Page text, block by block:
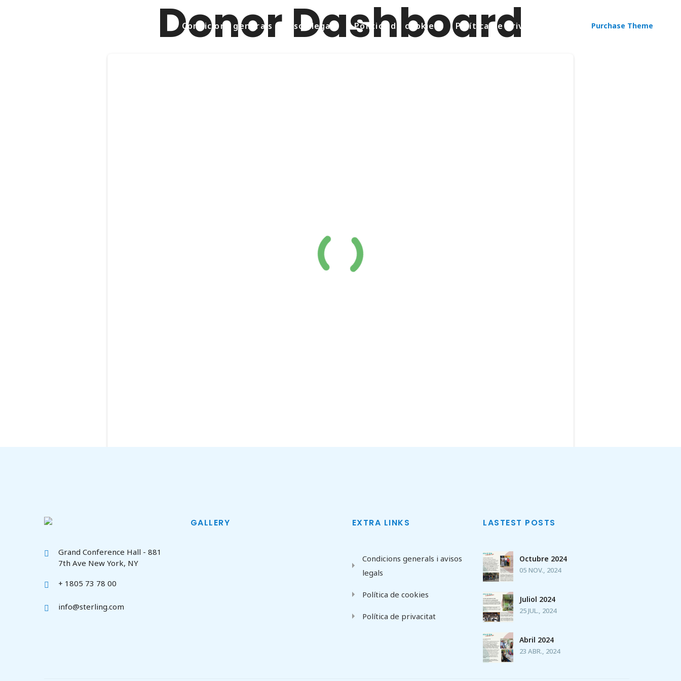
Condicions generals i avisos legals Política de cookies Política de privacitat Purchase Theme
Donor Dashboard
Grand Conference Hall - 881
7th Ave New York, NY
+ 1805 73 78 00
info@sterling.com
GALLERY EXTRA LINKS
Condicions generals i avisos
legals
Política de cookies
Política de privacitat
LASTEST POSTS
Octubre 2024
05 NOV., 2024
Juliol 2024
25 JUL., 2024
Abril 2024
23 ABR., 2024